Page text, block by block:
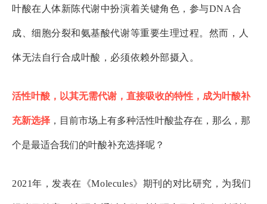
叶酸在人体新陈代谢中扮演着关键角色，参与DNA合
成、细胞分裂和氨基酸代谢等重要生理过程。然而，人
体无法自行合成叶酸，必须依赖外部摄入。
活性叶酸，以其无需代谢，直接吸收的特性，成为叶酸补
充新选择 ，目前市场上有多种活性叶酸盐存在，那么，那
个是最适合我们的叶酸补充选择呢？
2021年，发表在《Molecules》期刊的对比研究，为我们